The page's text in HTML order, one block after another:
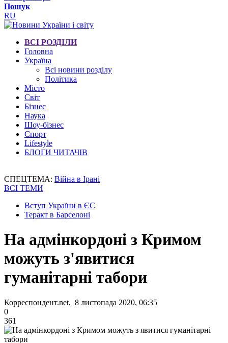
Пошук
RU
ВСІ РОЗДІЛИ
Головна
Україна
Всі новини розділу
Політика
Місто
Світ
Бізнес
Наука
Шоу-бізнес
Спорт
Lifestyle
БЛОГИ ЧИТАЧІВ
СПЕЦТЕМА: Війна в Ірані
ВСІ ТЕМИ
Вступ України в ЄС
Теракт в Барселоні
На адмінкордоні з Кримом
можуть з'явитися
гуманітарні табори
Корреспондент.net, 8 листопада 2020, 06:35
0
361